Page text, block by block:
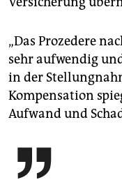
„Das Prozedere
sehr aufwendig
in der
Kompensation
Aufwand und
